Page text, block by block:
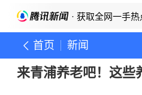
· 获取全网一手热
首页 新闻
来青浦养老吧！这些